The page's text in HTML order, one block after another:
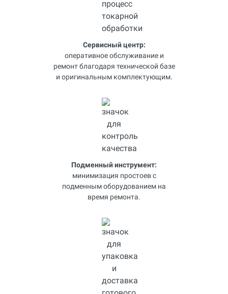
Сервисный центр:
оперативное обслуживание и
ремонт благодаря технической базе
и оригинальным комплектующим.
Подменный инструмент:
минимизация простоев с
подменным оборудованием на
время ремонта.